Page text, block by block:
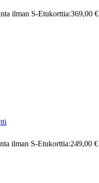
ilman S-Etukorttia:369,00 €
ilman S-Etukorttia:249,00 €